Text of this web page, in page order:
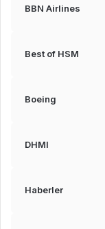
BBN Airlines
Best of HSM
Boeing
DHMI
Haberler